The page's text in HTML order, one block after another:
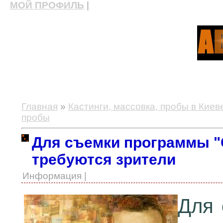
МОЙ ПРОФИЛЬ
Главная » Кастинги, массовка, пробы в
пробы
Для съемки программы
требуются зрители
Информация |
Для